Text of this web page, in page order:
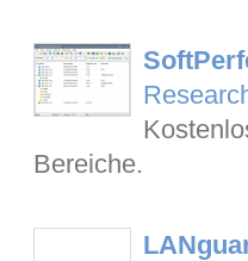
Bereiche.